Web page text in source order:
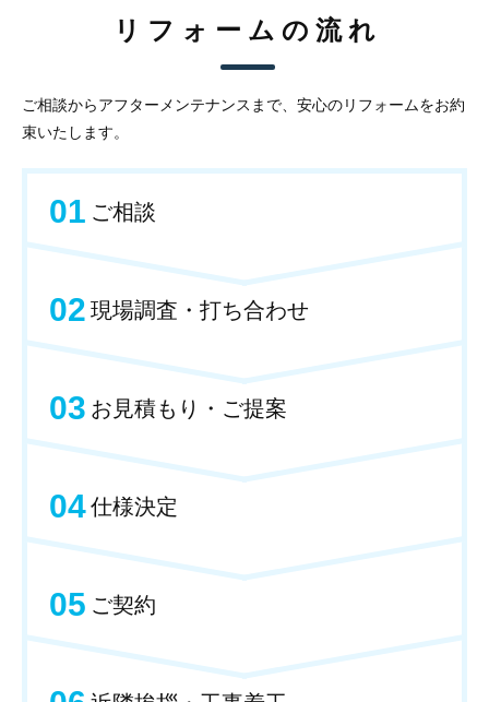
リフォームの流れ
ご相談からアフターメンテナンスまで、安心のリフォームをお約
束いたします。
01 ご相談
02 現場調査・打ち合わせ
03 お見積もり・ご提案
04仕様決定
05 ご契約